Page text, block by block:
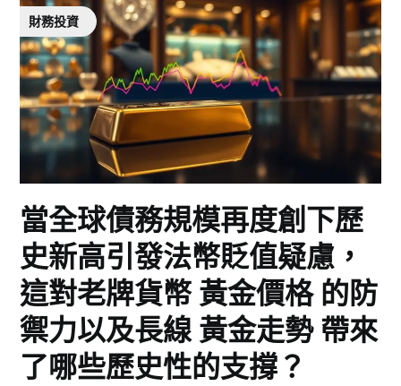
財務投資
當全球債務規模再度創下歷
史新高引發法幣貶值疑慮，
這對老牌貨幣 黃金價格 的防
禦力以及長線 黃金走勢 帶來
了哪些歷史性的支撐？